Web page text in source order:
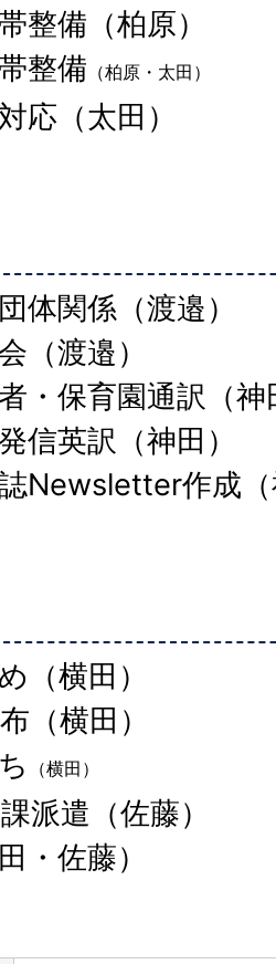
整備（柏原）
整備 （柏原・太田）
応（太田）
体関係（渡邉）
（渡邉）
・保育園通訳（神
信英訳（神田）
Newsletter作成
（横田）
（横田）
（横田）
派遣（佐藤）
・佐藤）